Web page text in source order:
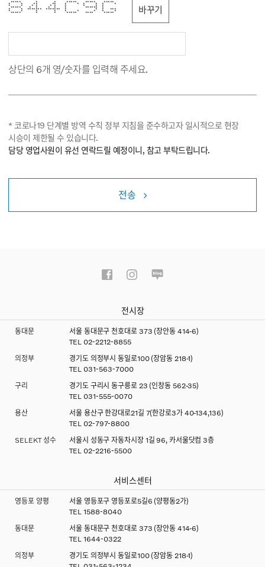
***** * * ***** ***** *****
* * ** ** * * * * * *
* * * * * * * * * *
***** * * * * * ****** *
* * ******* ******* * * * ***
* * * * * * * * *
***** * * ***** **** ***** 바꾸기
상단의 6개 영/숫자를 입력해 주세요.
* 코로나19 단계별 방역 수칙 정부 지침을 준수하고자 일시적으로 현장
시승이 제한될 수 있습니다.
담당 영업사원이 유선 연락드릴 예정이니, 참고 부탁드립니다.
전송
전시장
동대문
서울 동대문구 천호대로 373 (장안동 414-6)
TEL 02-2212-8855
의정부
경기도 의정부시 동일로100 (장암동 218-1)
TEL 031-563-7000
구리
경기도 구리시 동구릉로 23 (인창동 562-35)
TEL 031-555-0070
용산
서울 용산구 한강대로21길 7(한강로3가 40-134,136)
TEL 02-797-8800
SELEKT 성수
서울시 성동구 자동차시장 1길 96, 카서울닷컴 3층
TEL 02-2216-5500
서비스센터
영등포 양평
서울 영등포구 영등포로5길6 (양평동2가)
TEL 1588-8040
동대문
서울 동대문구 천호대로 373 (장안동 414-6)
TEL 1644-0322
의정부
경기도 의정부시 동일로100 (장암동 218-1)